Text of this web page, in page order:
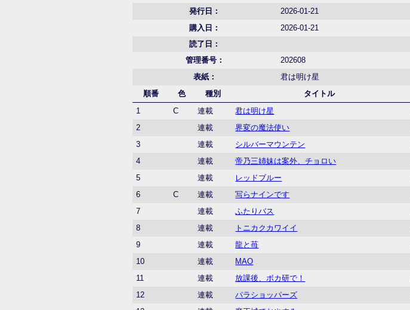
発行日：
2026-01-21
購入日：
2026-01-21
読了日：
管理番号：
202608
表紙：
君は明け星
順番
色 種別 タイトル
1
C 連載 君は明け星
2
連載 界変の魔法使い
3
連載 シルバーマウンテン
4
連載 帝乃三姉妹は案外、チョロい
5
連載 レッドブルー
6
C 連載 写らナインです
7
連載 ふたりバス
8
連載 トニカクカワイイ
9
連載 龍と苺
10
連載 MAO
11
連載 放課後、ボカ研で！
12
連載 パラショッパーズ